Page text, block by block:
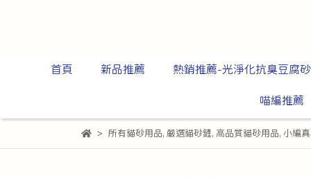
首頁 新品推薦 熱銷推薦-光淨化抗臭豆腐砂
喵編推薦
所有貓砂用品, 嚴選貓砂鏟, 高品質貓砂用品, 小編